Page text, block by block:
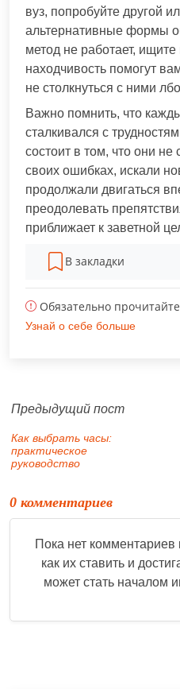
вуз, попробуйте другой
альтернативные формы
метод не работает,
находчивость помогут
не столкнуться с ними
Важно помнить, что
сталкивался с
состоит в том, что они не
своих ошибках, искали
продолжали двигаться
преодолевать
приближает к заветной
В закладки
Обязательно
Узнай о себе больше
Предыдущий пост
Как выбрать часы:
практическое
руководство
0 комментариев
Пока нет комментариев
как их ставить и
может стать началом